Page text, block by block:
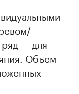
ряд — для
Объем